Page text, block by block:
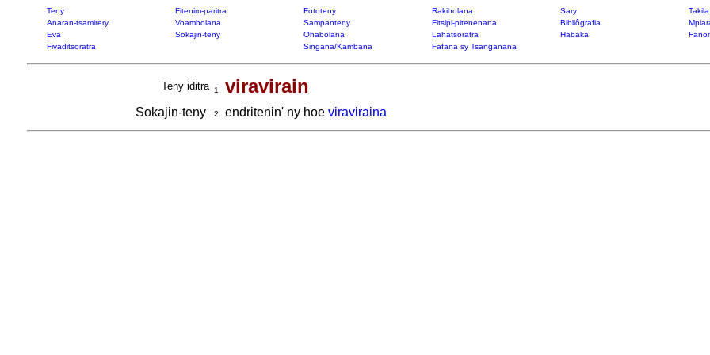
Teny Fitenim-paritra Fototeny Rakibolana Sary
Anaran-tsamirery
Voambolana Sampanteny Fitsipi-pitenenana Bibliôgrafia
Eva
Sokajin-teny Ohabolana Lahatsoratra Habaka
Fivaditsoratra
Singana/Kambana Fafana sy Tsanganana
Teny iditra 1 viravirain
Sokajin-teny 2 endritenin' ny hoe viraviraina